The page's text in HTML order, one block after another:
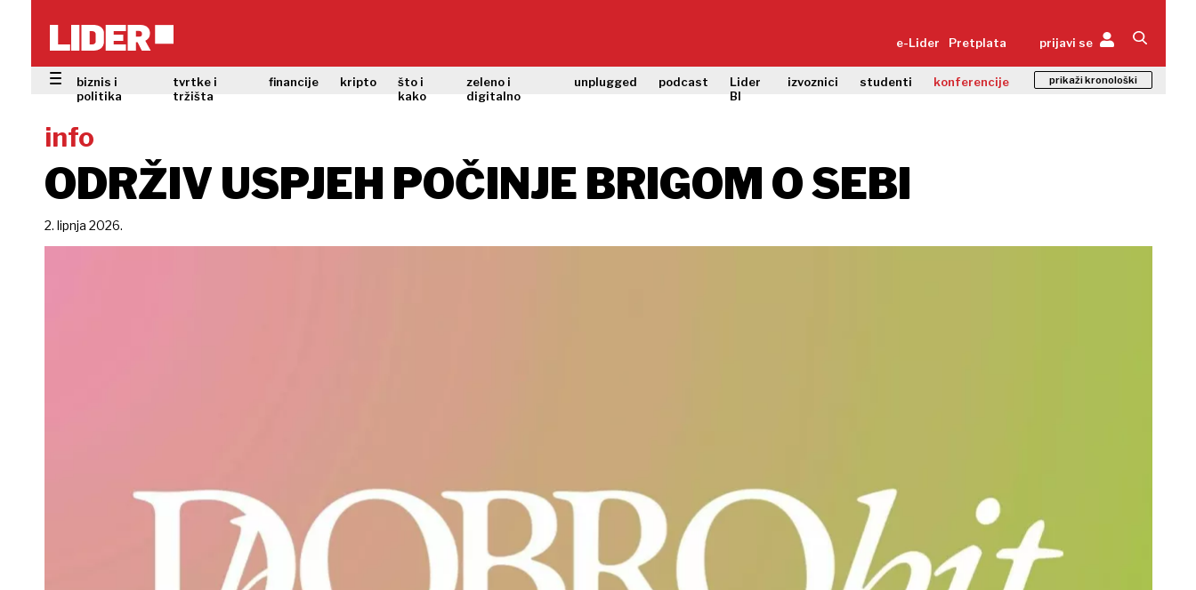
e-Lider Pretplata prijavi se
biznis i
politika
tvrtke i
tržišta
financije kripto
što i
kako
zeleno i
digitalno
unplugged podcast
Lider
BI
izvoznici studenti konferencije prikaži kronološki
info
ODRŽIV USPJEH POČINJE BRIGOM O SEBI
2. lipnja 2026.